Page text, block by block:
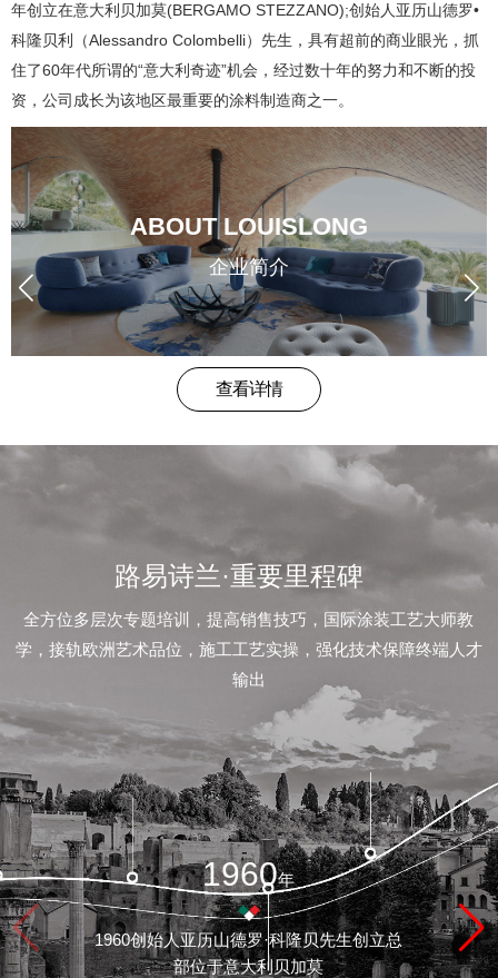
中
牌
形
资
讯
联
系
我
年创立在意大利贝加莫(BERGAMO STEZZANO);创始人亚历山德罗•
科隆贝利（Alessandro Colombelli）先生，具有超前的商业眼光，抓
住了60年代所谓的“意大利奇迹”机会，经过数十年的努力和不断的投
资，公司成长为该地区最重要的涂料制造商之一。
ABOUT LOUISLONG
企业简介
查看详情
路易诗兰·重要里程碑
全方位多层次专题培训，提高销售技巧，国际涂装工艺大师教
学，接轨欧洲艺术品位，施工工艺实操，强化技术保障终端人才
输出
1960年
1960创始人亚历山德罗·科隆贝先生创立总
部位于意大利贝加莫